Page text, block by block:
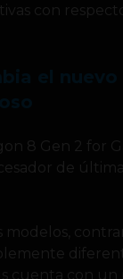
con
8 Gen 2 for
de
modelos,
cuenta con un